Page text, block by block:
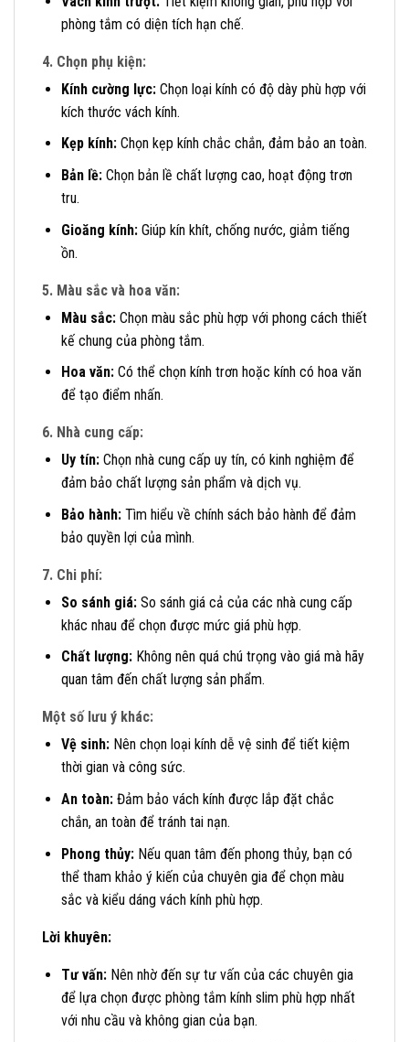
phòng tắm có diện tích hạn chế.
4. Chọn phụ kiện:
Kính cường lực:Chọn loại kính có độ dày phù hợp với
kích thước vách kính.
Kẹp kính:Chọn kẹp kính chắc chắn, đảm bảo an toàn.
Bản lề:Chọn bản lề chất lượng cao, hoạt động trơn
tru.
Gioăng kính:Giúp kín khít, chống nước, giảm tiếng
ồn.
5. Màu sắc và hoa văn:
Màu sắc:Chọn màu sắc phù hợp với phong cách thiết
kế chung của phòng tắm.
Hoa văn:Có thể chọn kính trơn hoặc kính có hoa văn
để tạo điểm nhấn.
6. Nhà cung cấp:
Uy tín:Chọn nhà cung cấp uy tín, có kinh nghiệm để
đảm bảo chất lượng sản phẩm và dịch vụ.
Bảo hành:Tìm hiểu về chính sách bảo hành để đảm
bảo quyền lợi của mình.
7. Chi phí:
So sánh giá:So sánh giá cả của các nhà cung cấp
khác nhau để chọn được mức giá phù hợp.
Chất lượng:Không nên quá chú trọng vào giá mà hãy
quan tâm đến chất lượng sản phẩm.
Một số lưu ý khác:
Vệ sinh:Nên chọn loại kính dễ vệ sinh để tiết kiệm
thời gian và công sức.
An toàn:Đảm bảo vách kính được lắp đặt chắc
chắn, an toàn để tránh tai nạn.
Phong thủy:Nếu quan tâm đến phong thủy, bạn có
thể tham khảo ý kiến của chuyên gia để chọn màu
sắc và kiểu dáng vách kính phù hợp.
Lời khuyên:
Tư vấn:Nên nhờ đến sự tư vấn của các chuyên gia
để lựa chọn được phòng tắm kính slim phù hợp nhất
với nhu cầu và không gian của bạn.